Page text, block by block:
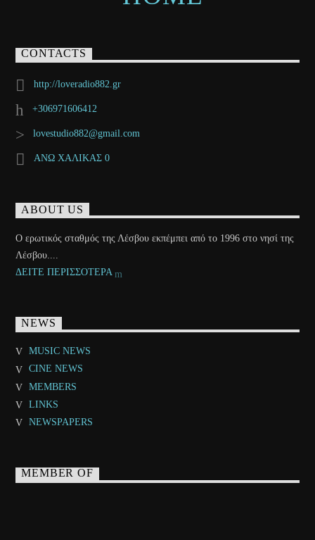
CONTACTS
http://loveradio882.gr
+306971606412
lovestudio882@gmail.com
ΑΝΩ ΧΑΛΙΚΑΣ 0
ABOUT US
Ο ερωτικός σταθμός της Λέσβου εκπέμπει από το 1996 στο νησί της
Λέσβου....
ΔΕΙΤΕ ΠΕΡΙΣΣΟΤΕΡΑ
NEWS
MUSIC NEWS
CINE NEWS
MEMBERS
LINKS
NEWSPAPERS
MEMBER OF